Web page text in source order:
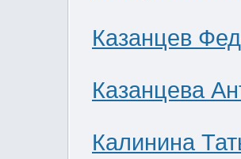
Казанцев
Казанцева
Калинина